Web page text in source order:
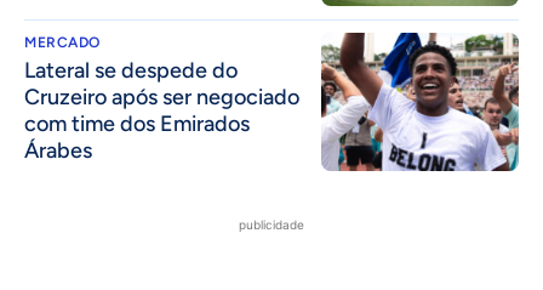
MERCADO
Lateral se despede do
Cruzeiro após ser negociado
com time dos Emirados
Árabes
publicidade